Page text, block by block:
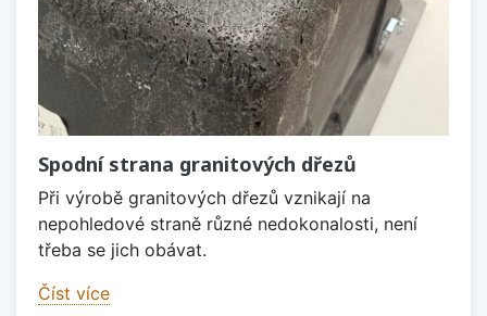
Spodní strana granitových dřezů
Při výrobě granitových dřezů vznikají na
nepohledové straně různé nedokonalosti, není
třeba se jich obávat.
Číst více